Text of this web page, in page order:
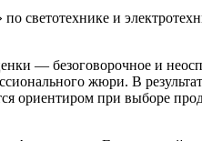
светотехнике и
— безоговорочное и
жюри. В
ориентиром при выборе